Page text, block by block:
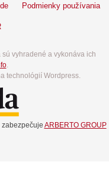
Podmienky používania
vyhradené a vykonáva ich
.
technológií Wordpress.
zabezpečuje ARBERTO GROUP